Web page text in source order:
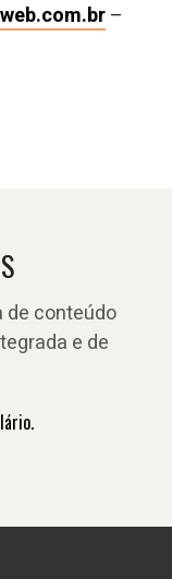
–
conteúdo
e de